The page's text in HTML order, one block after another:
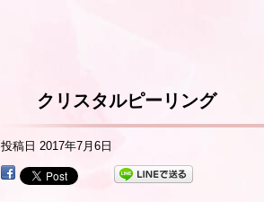
クリスタルピーリング
投稿日 2017年7月6日